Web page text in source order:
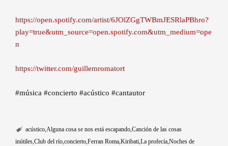
https://open.spotify.com/artist/6JOlZGgTWBmJESRlaPBhro?
play=true&utm_source=open.spotify.com&utm_medium=ope
n
https://twitter.com/guillemromatort
#música #concierto #acústico #cantautor
acústico Alguna cosa se nos está escapando Canción de las cosas
inútiles Club del río concierto Ferran Roma Kiribati La profecía Noches de